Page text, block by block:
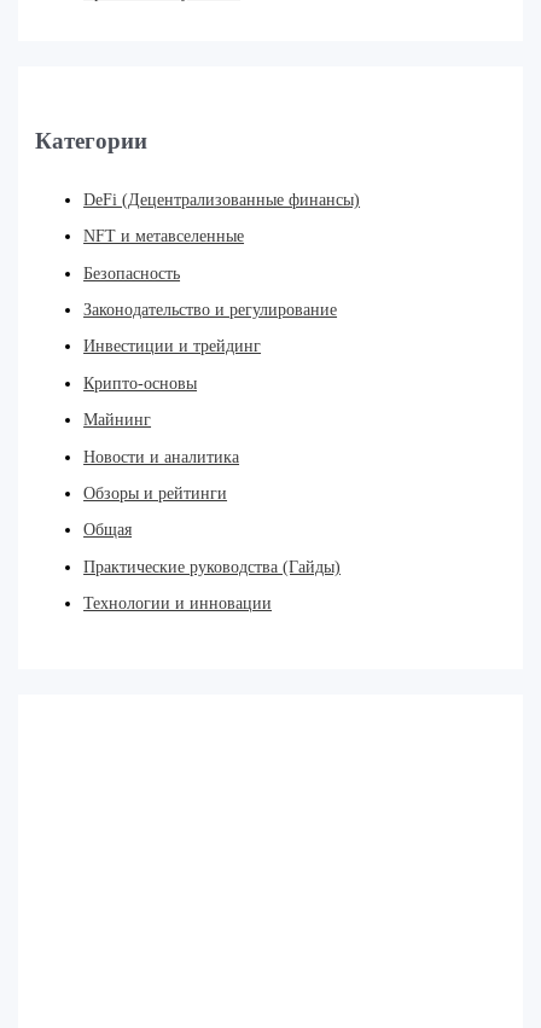
Категории
DeFi (Децентрализованные финансы)
NFT и метавселенные
Безопасность
Законодательство и регулирование
Инвестиции и трейдинг
Крипто-основы
Майнинг
Новости и аналитика
Обзоры и рейтинги
Общая
Практические руководства (Гайды)
Технологии и инновации